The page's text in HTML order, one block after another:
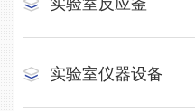
实验室反应釜
实验室仪器设备